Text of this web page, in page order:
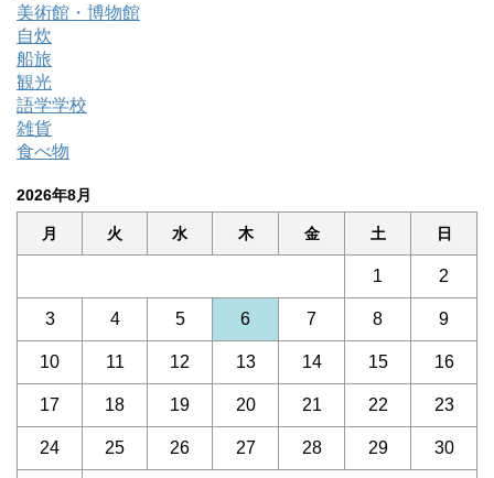
美術館・博物館
自炊
船旅
観光
語学学校
雑貨
食べ物
2026年8月
月 火 水 木 金 土 日
1 2
3 4 5 6 7 8 9
10 11 12 13 14 15 16
17 18 19 20 21 22 23
24 25 26 27 28 29 30